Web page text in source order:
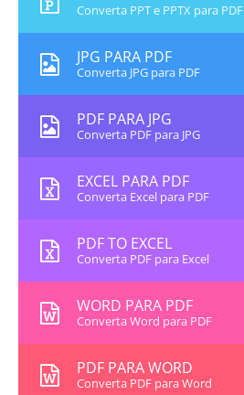
Converta PPT e PPTX para PDF
JPG PARA PDF
Converta JPG para PDF
PDF PARA JPG
Converta PDF para JPG
EXCEL PARA PDF
Converta Excel para PDF
PDF TO EXCEL
Converta PDF para Excel
WORD PARA PDF
Converta Word para PDF
PDF PARA WORD
Converta PDF para Word